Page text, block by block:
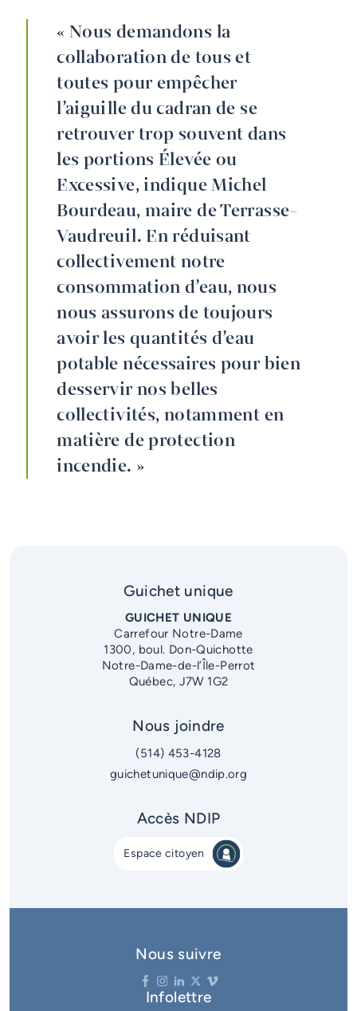
« Nous demandons la
collaboration de tous et
toutes pour empêcher
l’aiguille du cadran de se
retrouver trop souvent dans
les portions Élevée ou
Excessive, indique Michel
Bourdeau, maire de Terrasse-
Vaudreuil. En réduisant
collectivement notre
consommation d’eau, nous
nous assurons de toujours
avoir les quantités d’eau
potable nécessaires pour bien
desservir nos belles
collectivités, notamment en
matière de protection
incendie. »
Guichet unique
GUICHET UNIQUE
Carrefour Notre-Dame
1300, boul. Don-Quichotte
Notre-Dame-de-l’Île-Perrot
Québec, J7W 1G2
Nous joindre
(514) 453-4128
guichetunique@ndip.org
Accès NDIP
Espace citoyen
Nous suivre
Infolettre